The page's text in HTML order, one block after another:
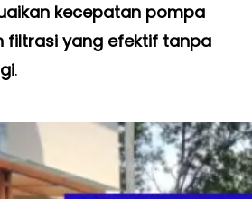
kecepatan pompa
filtrasi yang efektif tanpa
.